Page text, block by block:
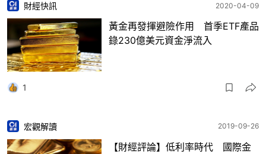
財經快訊 2020-04-09
黃金再發揮避險作用 首季ETF產品
錄230億美元資金淨流入
1
宏觀解讀 2019-09-26
【財經評論】低利率時代 國際金